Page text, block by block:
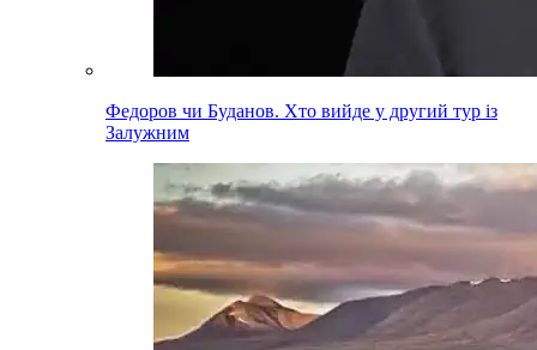
Федоров чи Буданов. Хто вийде у другий тур із
Залужним